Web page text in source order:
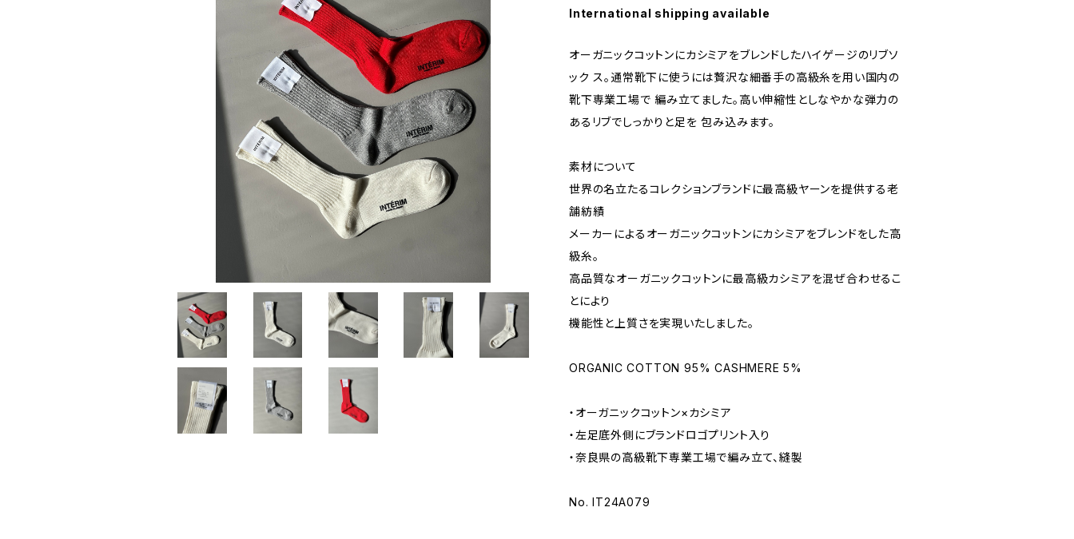
International shipping available
オーガニックコットンにカシミアをブレンドしたハイゲージのリブソ
ック ス。通常靴下に使うには贅沢な細番手の高級糸を用い国内の
靴下専業工場で 編み立てました。高い伸縮性としなやかな弾力の
あるリブでしっかりと足を 包み込みます。
素材について
世界の名立たるコレクションブランドに最高級ヤーンを提供する老
舗紡績
メーカーによるオーガニックコットンにカシミアをブレンドをした高
級糸。
高品質なオーガニックコットンに最高級カシミアを混ぜ合わせるこ
とにより
機能性と上質さを実現いたしました。
ORGANIC COTTON 95% CASHMERE 5%
・オーガニックコットン×カシミア
・左足底外側にブランドロゴプリント入り
・奈良県の高級靴下専業工場で編み立て、縫製
No. IT24A079